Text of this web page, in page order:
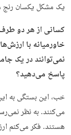
یک مشکل یکسان رنج
کسانی از هر دو
خاورمیانه با
نمی‌توانند در یک
پاسخ می‌دهید؟
خب، این بستگی به
می‌کنند. به نظر
هستند. فکر می‌کنم